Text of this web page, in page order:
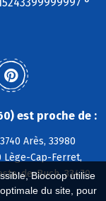
Biocoop utilise
du site, pour
est proche de :
Arès, 33980
Lège-Cap-Ferret,
de-Buch, 33470